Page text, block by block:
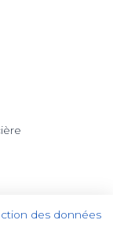
des données